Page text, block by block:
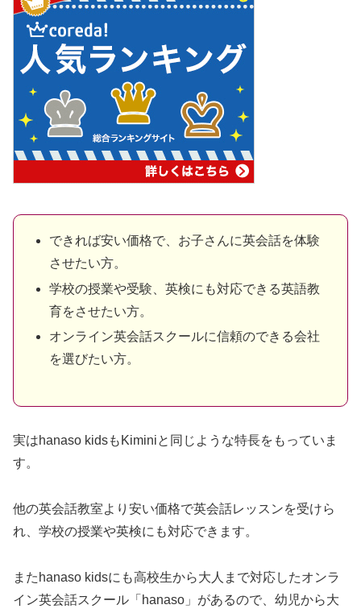
できれば安い価格で、お子さんに英会話を体験
させたい方。
学校の授業や受験、英検にも対応できる英語教
育をさせたい方。
オンライン英会話スクールに信頼のできる会社
を選びたい方。
実はhanaso kidsもKiminiと同じような特長をもっていま
す。
他の英会話教室より安い価格で英会話レッスンを受けら
れ、学校の授業や英検にも対応できます。
またhanaso kidsにも高校生から大人まで対応したオンラ
イン英会話スクール「hanaso」があるので、幼児から大